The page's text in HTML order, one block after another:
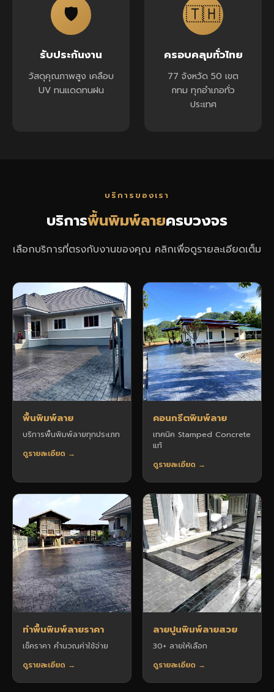
🛡️
รับประกันงาน
วัสดุคุณภาพสูง เคลือบ
UV ทนแดดทนฝน
🇹🇭
ครอบคลุมทั่วไทย
77 จังหวัด 50 เขต
กทม ทุกอำเภอทั่ว
ประเทศ
บริการของเรา
บริการพื้นพิมพ์ลายครบวงจร
เลือกบริการที่ตรงกับงานของคุณ คลิกเพื่อดูรายละเอียดเต็ม
พื้นพิมพ์ลาย
บริการพื้นพิมพ์ลายทุกประเภท
ดูรายละเอียด →
คอนกรีตพิมพ์ลาย
เทคนิค Stamped Concrete
แท้
ดูรายละเอียด →
ทำพื้นพิมพ์ลายราคา
เช็คราคา คำนวณค่าใช้จ่าย
ดูรายละเอียด →
ลายปูนพิมพ์ลายสวย
30+ ลายให้เลือก
ดูรายละเอียด →